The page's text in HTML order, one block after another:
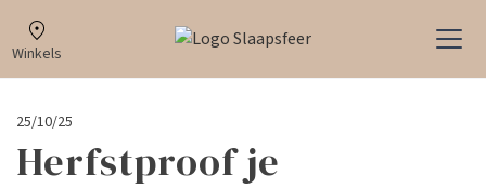
Winkels
25/10/25
Herfstproof je